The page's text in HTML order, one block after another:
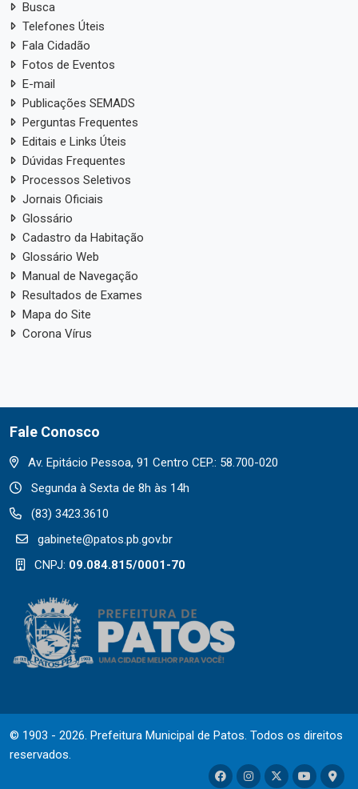
Busca
Telefones Úteis
Fala Cidadão
Fotos de Eventos
E-mail
Publicações SEMADS
Perguntas Frequentes
Editais e Links Úteis
Dúvidas Frequentes
Processos Seletivos
Jornais Oficiais
Glossário
Cadastro da Habitação
Glossário Web
Manual de Navegação
Resultados de Exames
Mapa do Site
Corona Vírus
Fale Conosco
Av. Epitácio Pessoa, 91 Centro CEP.: 58.700-020
Segunda à Sexta de 8h às 14h
(83) 3423.3610
gabinete@patos.pb.gov.br
CNPJ: 09.084.815/0001-70
© 1903 - 2026. Prefeitura Municipal de Patos. Todos os direitos
reservados.